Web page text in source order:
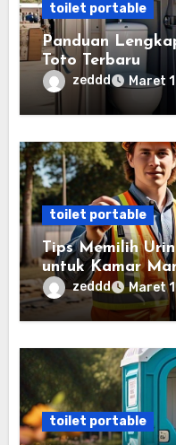
toilet portable
Panduan
Toto Terbaru
zeddd Maret
toilet portable
Tips Memilih
untuk Kamar
zeddd Maret
toilet portable